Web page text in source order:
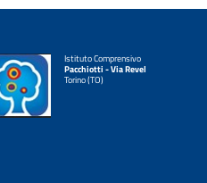
Istituto Comprensivo
Pacchiotti - Via Revel
Torino (TO)